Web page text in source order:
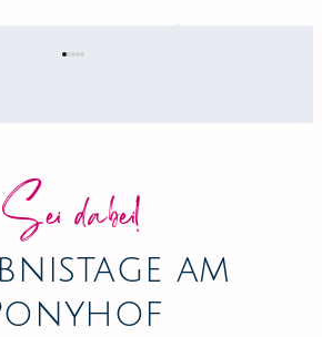
Sei dabei!
am